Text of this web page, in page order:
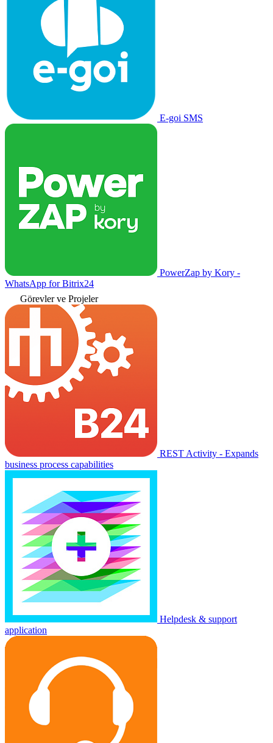
E-goi SMS
PowerZap by Kory -
WhatsApp for Bitrix24
Görevler ve Projeler
REST Activity - Expands
business process capabilities
Helpdesk & support
application